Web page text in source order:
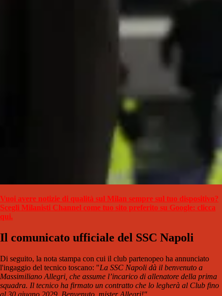
Vuoi avere notizie di qualità sul Milan sempre sul tuo dispositivo?
Scegli Milanisti Channel come tuo sito preferito su Google: clicca
qui.
Il comunicato ufficiale del SSC Napoli
Di seguito, la nota stampa con cui il club partenopeo ha annunciato
l'ingaggio del tecnico toscano: "La SSC Napoli dà il benvenuto a
Massimiliano Allegri, che assume l’incarico di allenatore della prima
squadra. Il tecnico ha firmato un contratto che lo legherà al Club fino
al 30 giugno 2029. Benvenuto, mister Allegri!"